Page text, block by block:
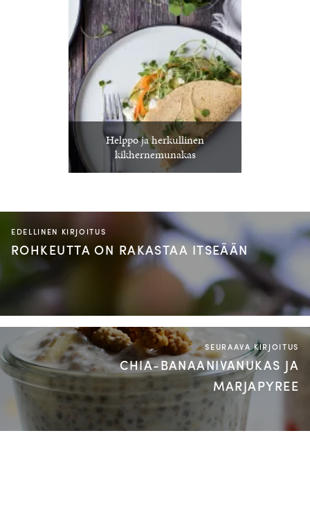
Helppo ja herkullinen
kikhernemunakas
EDELLINEN KIRJOITUS
ROHKEUTTA ON RAKASTAA ITSEÄÄN
SEURAAVA KIRJOITUS
CHIA-BANAANIVANUKAS JA
MARJAPYREE